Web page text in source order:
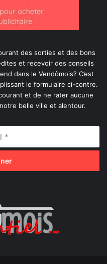
des sorties et des bons
et recevoir des conseils
dans le Vendômois? C’est
le formulaire ci-contre.
et de ne rater aucune
belle ville et alentour.